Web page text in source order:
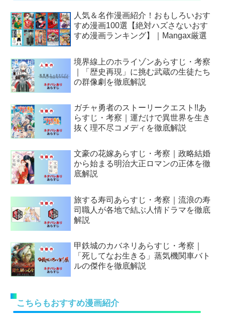
人気＆名作漫画紹介！おもしろいおす
すめ漫画100選【絶対ハズさないおす
すめ漫画ランキング】｜Mangax厳選
境界線上のホライゾンあらすじ・考察
｜「歴史再現」に挑む武蔵の生徒たち
の群像劇を徹底解説
ガチャ勇者のストーリークエスト!!あ
らすじ・考察｜運だけで異世界を生き
抜く理不尽コメディを徹底解説
文豪の花嫁あらすじ・考察｜政略結婚
から始まる明治大正ロマンの正体を徹
底解説
旅する寿司あらすじ・考察｜流浪の寿
司職人が各地で結ぶ人情ドラマを徹底
解説
甲鉄城のカバネリあらすじ・考察｜
「死してなお生きる」蒸気機関車バト
ルの傑作を徹底解説
こちらもおすすめ漫画紹介